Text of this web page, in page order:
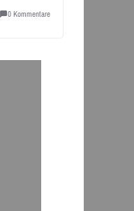
0 Kommentare